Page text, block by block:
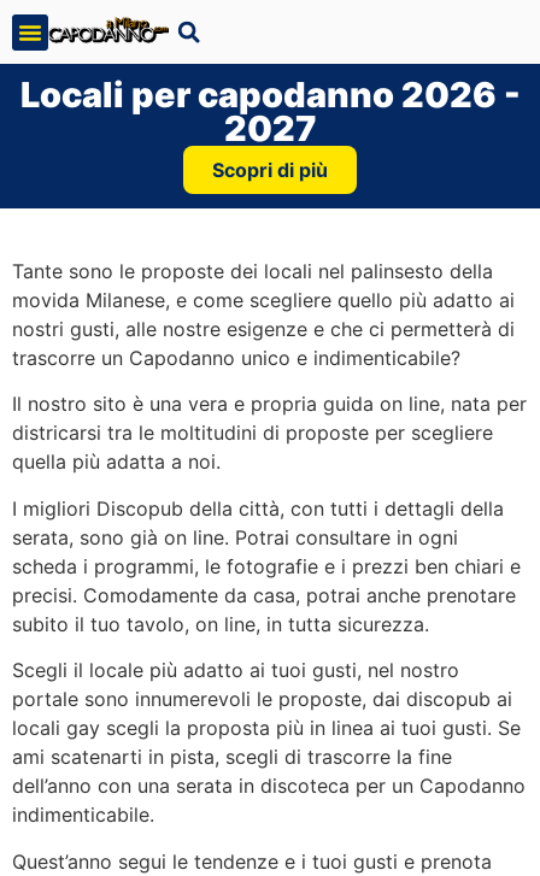
Locali per capodanno 2026 -
2027
Scopri di più
Tante sono le proposte dei locali nel palinsesto della
movida Milanese, e come scegliere quello più adatto ai
nostri gusti, alle nostre esigenze e che ci permetterà di
trascorre un Capodanno unico e indimenticabile?
Il nostro sito è una vera e propria guida on line, nata per
districarsi tra le moltitudini di proposte per scegliere
quella più adatta a noi.
I migliori Discopub della città, con tutti i dettagli della
serata, sono già on line. Potrai consultare in ogni
scheda i programmi, le fotografie e i prezzi ben chiari e
precisi. Comodamente da casa, potrai anche prenotare
subito il tuo tavolo, on line, in tutta sicurezza.
Scegli il locale più adatto ai tuoi gusti, nel nostro
portale sono innumerevoli le proposte, dai discopub ai
locali gay scegli la proposta più in linea ai tuoi gusti. Se
ami scatenarti in pista, scegli di trascorre la fine
dell’anno con una serata in discoteca per un Capodanno
indimenticabile.
Quest’anno segui le tendenze e i tuoi gusti e prenota